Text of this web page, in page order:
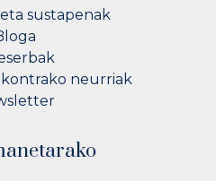
sustapenak
kontrako neurriak